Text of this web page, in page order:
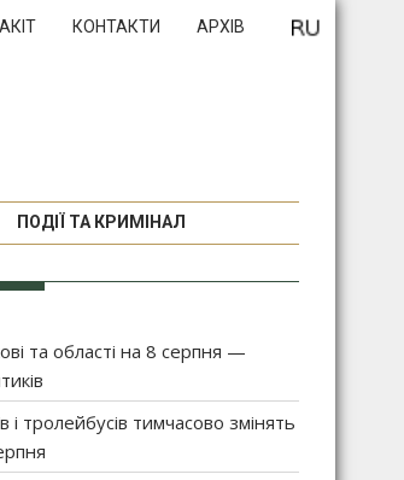
КОНТАКТИ АРХІВ
ПОДІЇ ТА КРИМІНАЛ
та області на 8 серпня —
і тролейбусів тимчасово змінять